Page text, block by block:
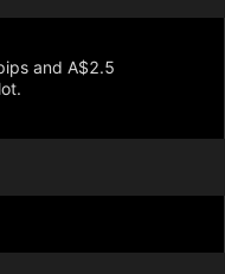
and A$2.5